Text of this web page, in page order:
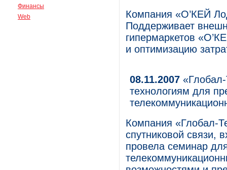
Финансы
Web
Компания «О’КЕЙ
Поддерживает
гипермаркетов
и оптимизацию
08.11.2007
технологиям для
Компания «Глобал-
спутниковой связи,
провела семинар